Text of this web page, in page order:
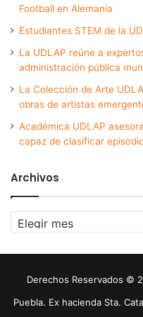
Football en Alemania
Estudiantes STEM de la
La UDLAP reúne a
administración pública
La Colección de Arte
obras de artistas
Académica UDLAP
capaz de clasificar
Archivos
Archivos
Derechos Reservados ©
Puebla. Ex hacienda Sta.